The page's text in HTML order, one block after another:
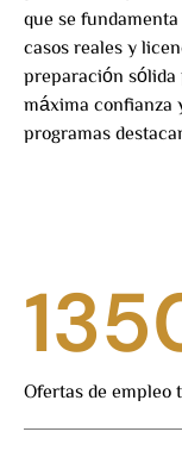
que se
casos reales y
preparación sólida
máxima confianza
programas
Ofertas de empleo